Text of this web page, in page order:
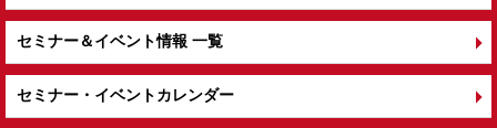
セミナー＆イベント情報 一覧
セミナー・イベントカレンダー